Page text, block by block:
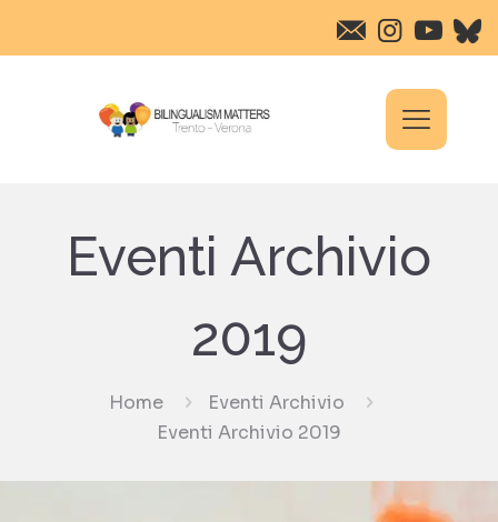
Eventi Archivio
2019
Home
Eventi Archivio
Eventi Archivio 2019